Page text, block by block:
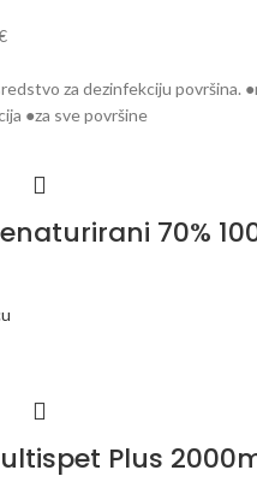
za dezinfekciju površina.
●za sve površine
70%
Plus